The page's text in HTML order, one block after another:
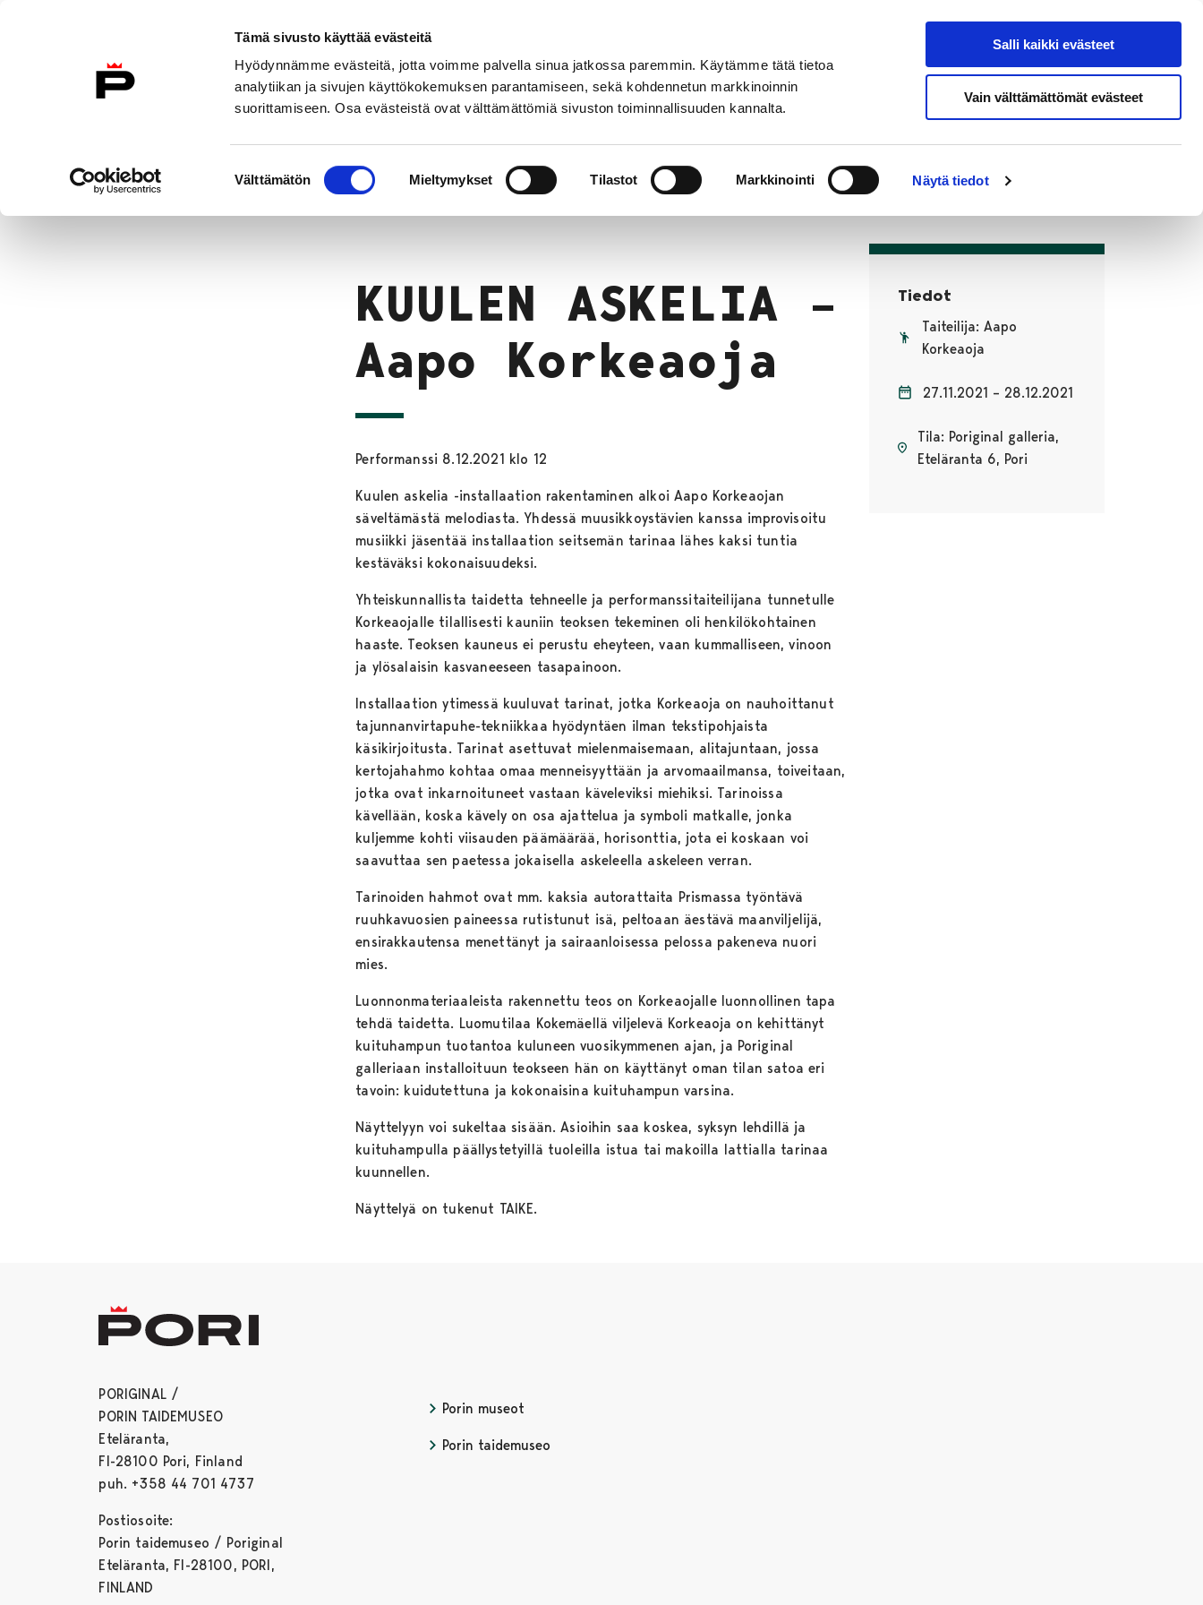
Tämä sivusto käyttää evästeitä
Hyödynnämme evästeitä, jotta voimme palvella sinua jatkossa paremmin. Käytämme tätä tietoa
analytiikan ja sivujen käyttökokemuksen parantamiseen, sekä kohdennetun markkinoinnin
suorittamiseen. Osa evästeistä ovat välttämättömiä sivuston toiminnallisuuden kannalta.
valinta
Välttämätön Mieltymykset Tilastot Markkinointi Näytä tiedot
Salli kaikki evästeet
Vain välttämättömät evästeet
Etusivulle
English
Hae sivustolta
Etusivu
Näyttelyarkisto KUULEN ASKELIA – Aapo Korkeaoja
KUULEN ASKELIA –
Aapo Korkeaoja
Performanssi 8.12.2021 klo 12
Kuulen askelia -installaation rakentaminen alkoi Aapo Korkeaojan
säveltämästä melodiasta. Yhdessä muusikkoystävien kanssa improvisoitu
musiikki jäsentää installaation seitsemän tarinaa lähes kaksi tuntia
kestäväksi kokonaisuudeksi.
Yhteiskunnallista taidetta tehneelle ja performanssitaiteilijana tunnetulle
Korkeaojalle tilallisesti kauniin teoksen tekeminen oli henkilökohtainen
haaste. Teoksen kauneus ei perustu eheyteen, vaan kummalliseen, vinoon
ja ylösalaisin kasvaneeseen tasapainoon.
Installaation ytimessä kuuluvat tarinat, jotka Korkeaoja on nauhoittanut
tajunnanvirtapuhe-tekniikkaa hyödyntäen ilman tekstipohjaista
käsikirjoitusta. Tarinat asettuvat mielenmaisemaan, alitajuntaan, jossa
kertojahahmo kohtaa omaa menneisyyttään ja arvomaailmansa, toiveitaan,
jotka ovat inkarnoituneet vastaan käveleviksi miehiksi. Tarinoissa
kävellään, koska kävely on osa ajattelua ja symboli matkalle, jonka
kuljemme kohti viisauden päämäärää, horisonttia, jota ei koskaan voi
saavuttaa sen paetessa jokaisella askeleella askeleen verran.
Tarinoiden hahmot ovat mm. kaksia autorattaita Prismassa työntävä
ruuhkavuosien paineessa rutistunut isä, peltoaan äestävä maanviljelijä,
ensirakkautensa menettänyt ja sairaanloisessa pelossa pakeneva nuori
mies.
Luonnonmateriaaleista rakennettu teos on Korkeaojalle luonnollinen tapa
tehdä taidetta. Luomutilaa Kokemäellä viljelevä Korkeaoja on kehittänyt
kuituhampun tuotantoa kuluneen vuosikymmenen ajan, ja Poriginal
galleriaan installoituun teokseen hän on käyttänyt oman tilan satoa eri
tavoin: kuidutettuna ja kokonaisina kuituhampun varsina.
Näyttelyyn voi sukeltaa sisään. Asioihin saa koskea, syksyn lehdillä ja
kuituhampulla päällystetyillä tuoleilla istua tai makoilla lattialla tarinaa
kuunnellen.
Näyttelyä on tukenut TAIKE.
Tiedot
Taiteilija: Aapo
Korkeaoja
27.11.2021 – 28.12.2021
Tila: Poriginal galleria,
Eteläranta 6, Pori
PORIGINAL /
PORIN TAIDEMUSEO
Eteläranta,
FI-28100 Pori, Finland
puh. +358 44 701 4737
Postiosoite:
Porin taidemuseo / Poriginal
Eteläranta, FI-28100, PORI,
FINLAND
Porin museot
Porin taidemuseo